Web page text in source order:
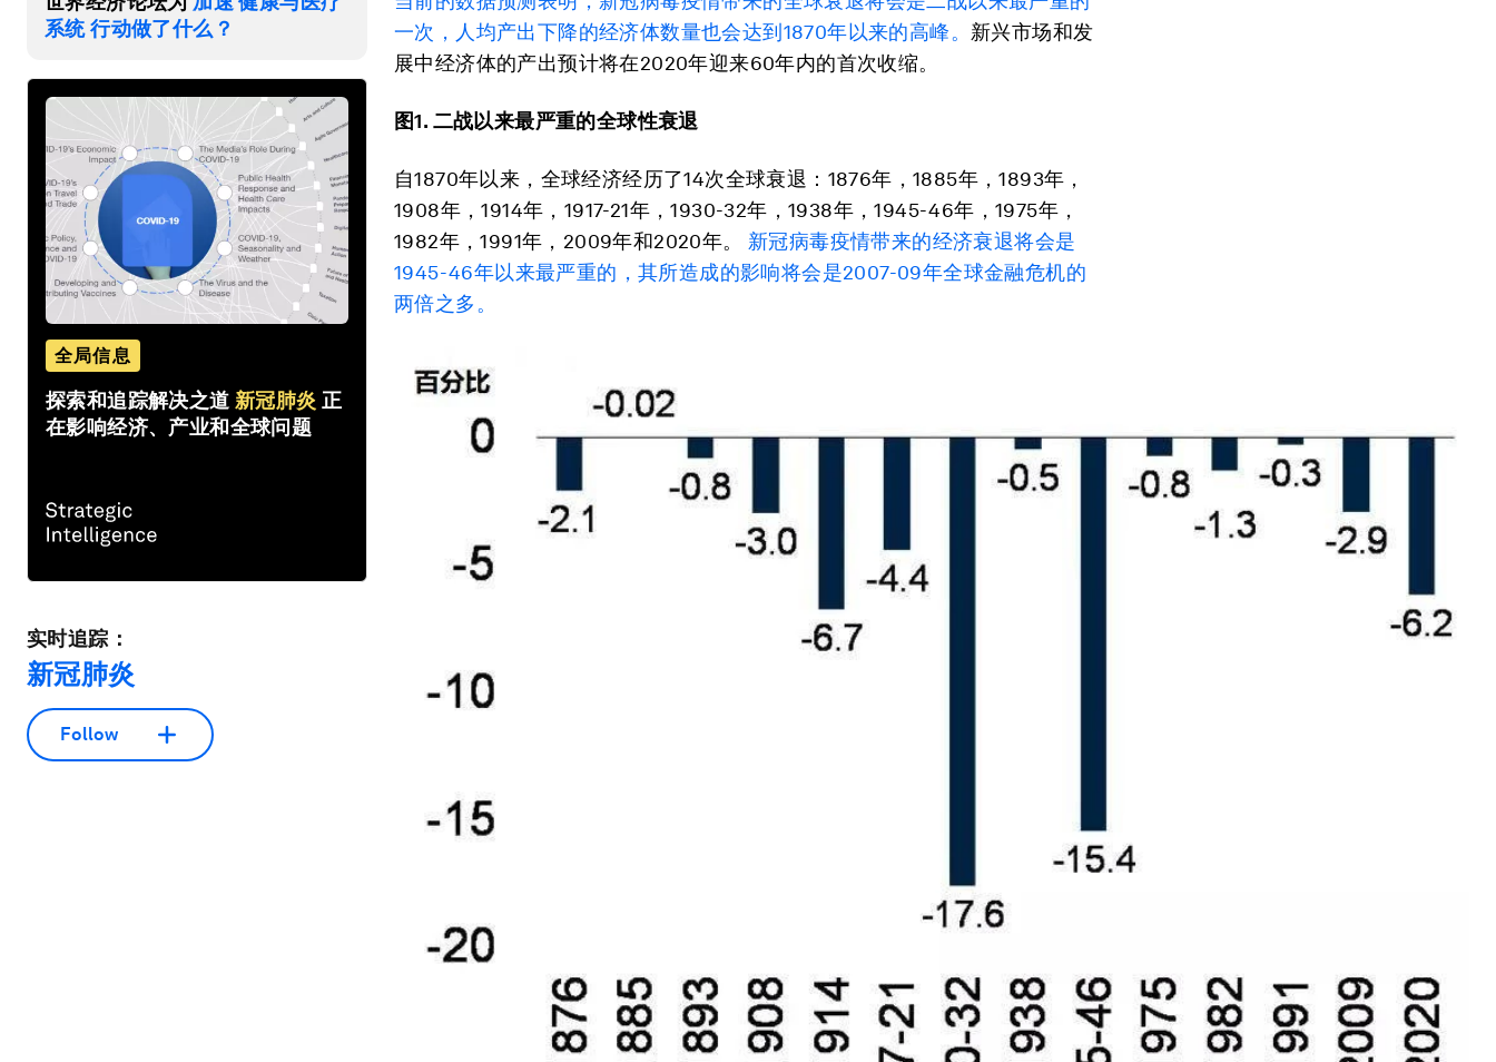
系统 行动做了什么？
全局信息
探索和追踪解决之道 新冠肺炎 正
在影响经济、产业和全球问题
实时追踪：
新冠肺炎
Follow
一次 ，人均产出下降的经济体数量也会达到1870年以来的高峰。 新兴市场和发
展中经济体的产出预计将在2020年迎来60年内的首次收缩。
图1. 二战以来最严重的全球性衰退
自1870年以来，全球经济经历了14次全球衰退：1876年，1885年，1893年，
1908年，1914年，1917-21年，1930-32年，1938年，1945-46年，1975年，
1982年，1991年，2009年和2020年。 新冠病毒疫情带来的经济衰退将会是
1945-46年以来最严重的，其所造成的影响将会是2007-09年全球金融危机的
两倍之多。